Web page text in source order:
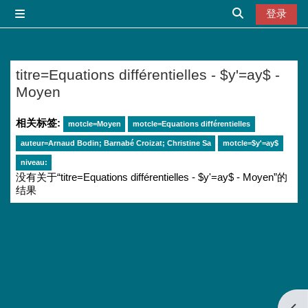
切换搜索输入
登录
titre=Equations différentielles - $y'=ay$ -
Moyen
相关标签: motcle=Moyen motcle=Equations différentielles
auteur=Arnaud Bodin; Barnabé Croizat; Christine Sa motcle=$y'=ay$
niveau:
没有关于“titre=Equations différentielles - $y'=ay$ - Moyen”的
结果